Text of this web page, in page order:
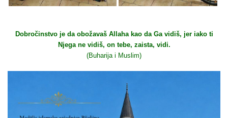
Dobročinstvo je da obožavaš Allaha kao da Ga vidiš, jer iako ti
Njega ne vidiš, on tebe, zaista, vidi.
(Buharija i Muslim)